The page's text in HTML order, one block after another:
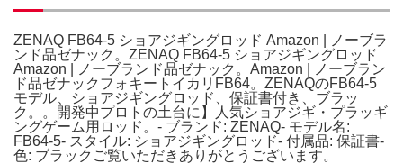
ZENAQ FB64-5 ショアジギングロッド Amazon | ノーブラ
ンド品ゼナック。ZENAQ FB64-5 ショアジギングロッド
Amazon | ノーブランド品ゼナック。Amazon | ノーブラン
ド品ゼナックフォキートイカリFB64。ZENAQのFB64-5
モデル、ショアジギングロッド、保証書付き、ブラッ
ク。。開発中プロトの土台に】人気ショアジギ・プラッギ
ングゲーム用ロッド。- ブランド: ZENAQ- モデル名:
FB64-5- スタイル: ショアジギングロッド- 付属品: 保証書-
色: ブラックご覧いただきありがとうございます。